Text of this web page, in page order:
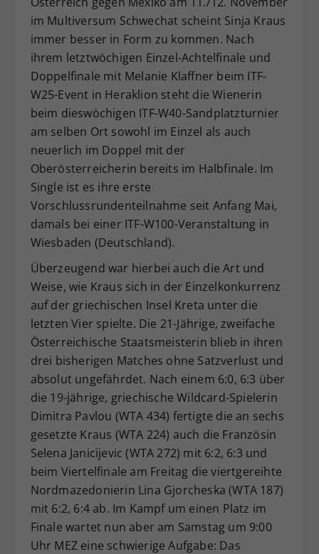
im Multiversum Schwechat scheint Sinja Kraus
immer besser in Form zu kommen. Nach
ihrem letztwöchigen Einzel-Achtelfinale und
Doppelfinale mit Melanie Klaffner beim ITF-
W25-Event in Heraklion steht die Wienerin
beim dieswöchigen ITF-W40-Sandplatzturnier
am selben Ort sowohl im Einzel als auch
neuerlich im Doppel mit der
Oberösterreicherin bereits im Halbfinale. Im
Single ist es ihre erste
Vorschlussrundenteilnahme seit Anfang Mai,
damals bei einer ITF-W100-Veranstaltung in
Wiesbaden (Deutschland).
Überzeugend war hierbei auch die Art und
Weise, wie Kraus sich in der Einzelkonkurrenz
auf der griechischen Insel Kreta unter die
letzten Vier spielte. Die 21-Jährige, zweifache
Österreichische Staatsmeisterin blieb in ihren
drei bisherigen Matches ohne Satzverlust und
absolut ungefährdet. Nach einem 6:0, 6:3 über
die 19-jährige, griechische Wildcard-Spielerin
Dimitra Pavlou (WTA 434) fertigte die an sechs
gesetzte Kraus (WTA 224) auch die Französin
Selena Janicijevic (WTA 272) mit 6:2, 6:3 und
beim Viertelfinale am Freitag die viertgereihte
Nordmazedonierin Lina Gjorcheska (WTA 187)
mit 6:2, 6:4 ab. Im Kampf um einen Platz im
Finale wartet nun aber am Samstag um 9:00
Uhr MEZ eine schwierige Aufgabe: Das
Zweck
Dieser Wert speichert Ihre Consent-
Einstellungen. Unter anderem eine
historische Speicherung Ihrer
vorgenommen Einstellungen, falls der
Webseiten-Betreiber dies eingestellt
hat.